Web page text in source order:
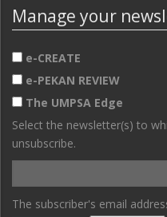
Manage your
e-CREATE
e-PEKAN REVIEW
The UMPSA Edge
Select the newsletter(s) to
unsubscribe.
The subscriber's email